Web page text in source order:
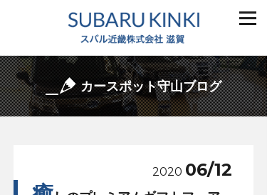
カースポット守山ブログ
2020 06/12